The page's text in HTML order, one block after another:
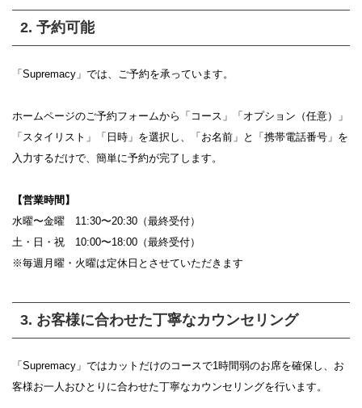
2. 予約可能
「Supremacy」では、ご予約を承っています。
ホームページのご予約フォームから「コース」「オプション（任意）」
「スタイリスト」「日時」を選択し、「お名前」と「携帯電話番号」を
入力するだけで、簡単に予約が完了します。
【営業時間】
水曜〜金曜 11:30〜20:30（最終受付）
土・日・祝 10:00〜18:00（最終受付）
※毎週月曜・火曜は定休日とさせていただきます
3. お客様に合わせた丁寧なカウンセリング
「Supremacy」ではカットだけのコースで1時間弱のお席を確保し、お
客様お一人おひとりに合わせた丁寧なカウンセリングを行います。